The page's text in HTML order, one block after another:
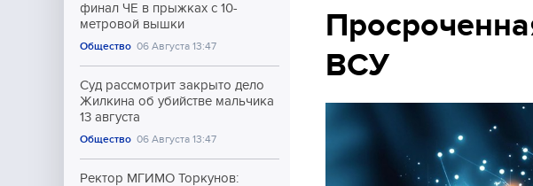
Общество
Культура
финал ЧЕ в прыжках с 10-
метровой вышки
Общество 06 Августа 13:47
Суд рассмотрит закрыто дело
Жилкина об убийстве мальчика
13 августа
Общество 06 Августа 13:47
Ректор МГИМО Торкунов:
ВСУ